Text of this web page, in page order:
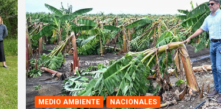
MEDIO AMBIENTE NACIONALES